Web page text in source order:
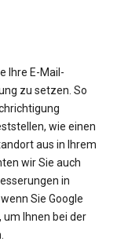
Ihre E-Mail-
zu setzen. So
wie einen
aus in Ihrem
wir Sie auch
in
Sie Google
Ihnen bei der